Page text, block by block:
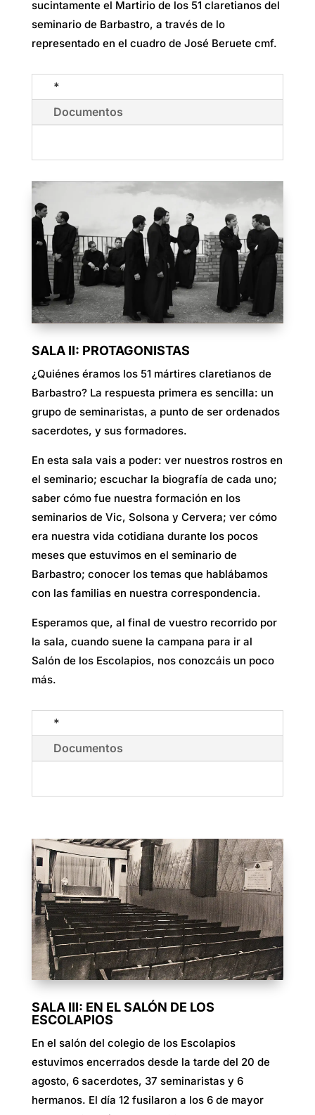
sucintamente el Martirio de los 51 claretianos del
seminario de Barbastro, a través de lo
representado en el cuadro de José Beruete cmf.
*
Documentos
SALA II: PROTAGONISTAS
¿Quiénes éramos los 51 mártires claretianos de
Barbastro? La respuesta primera es sencilla: un
grupo de seminaristas, a punto de ser ordenados
sacerdotes, y sus formadores.
En esta sala vais a poder: ver nuestros rostros en
el seminario; escuchar la biografía de cada uno;
saber cómo fue nuestra formación en los
seminarios de Vic, Solsona y Cervera; ver cómo
era nuestra vida cotidiana durante los pocos
meses que estuvimos en el seminario de
Barbastro; conocer los temas que hablábamos
con las familias en nuestra correspondencia.
Esperamos que, al final de vuestro recorrido por
la sala, cuando suene la campana para ir al
Salón de los Escolapios, nos conozcáis un poco
más.
*
Documentos
SALA III: EN EL SALÓN DE LOS
ESCOLAPIOS
En el salón del colegio de los Escolapios
estuvimos encerrados desde la tarde del 20 de
agosto, 6 sacerdotes, 37 seminaristas y 6
hermanos. El día 12 fusilaron a los 6 de mayor